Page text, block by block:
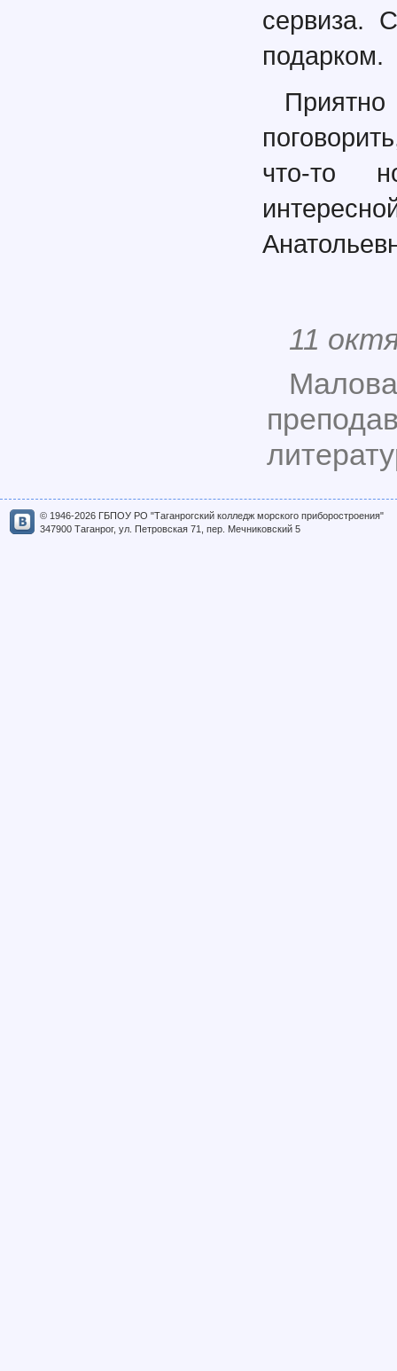
сервиза.
подарком.
что-то
11
© 1946-2026 ГБПОУ РО "Таганрогский колледж морского приборостроения"
347900 Таганрог, ул. Петровская 71, пер. Мечниковский 5